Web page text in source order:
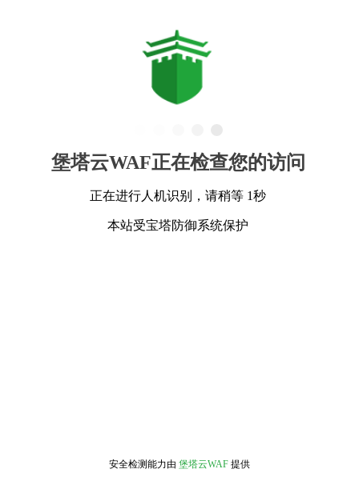
堡塔云WAF正在检查您的访问
正在进行人机识别，请稍等 1秒
本站受宝塔防御系统保护
安全检测能力由 堡塔云WAF 提供